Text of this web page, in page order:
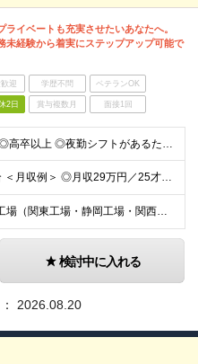
ライベートも充実させたいあなたへ。
未経験から着実にステップアップ可能で
迎 学歴不問 ベテランOK
2日 賞与複数月 面接1回
＜必須条件＞ ◎高卒以上 ◎夜勤シフトがあるため、自動車や原付など、公共交通機関以外の通勤手段を確保できる方 女性が多数活躍しています！(労務管理をしていただくパート社員も、ほとんどが女性です) 2
■技能職の場合 ＜月収例＞ ◎月収29万円／25才（月給＋残業20h+各種手当） ◎月収31万円／30才（月給＋残業20h+各種手当） ■月給22万540円以上 ★入社時の想定年収 420万円以上
日清食品直轄工場（関東工場・静岡工場・関西工場・滋賀工場・下関工場） 【関東工場】茨城県取手市清水667-1 【静岡工場】静岡県焼津市相川17-2 【関西工場】滋賀県栗東市下鈎21-1 【滋賀工場】
検討中に入れる
2026.08.20